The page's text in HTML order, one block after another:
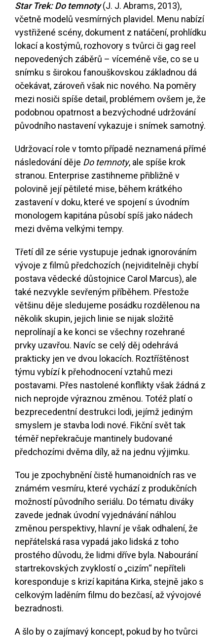
Star Trek: Do temnoty(J. J. Abrams, 2013),
včetně modelů vesmírných plavidel. Menu nabízí
vystřižené scény, dokument z natáčení, prohlídku
lokací a kostýmů, rozhovory s tvůrci či gag reel
nepovedených záběrů – víceméně vše, co se u
snímku s širokou fanouškovskou základnou dá
očekávat, zároveň však nic nového. Na poměry
mezi nosiči spíše detail, problémem ovšem je, že
podobnou opatrnost a bezvýchodné udržování
původního nastavení vykazuje i snímek samotný.
Udržovací role v tomto případě neznamená přímé
následování děje Do temnoty, ale spíše krok
stranou. Enterprise zastihneme přibližně v
polovině její pětileté mise, během krátkého
zastavení v doku, které ve spojení s úvodním
monologem kapitána působí spíš jako nádech
mezi dvěma velkými tempy.
Třetí díl ze série vystupuje jednak ignorováním
vývoje z filmů předchozích (nejviditelněji chybí
postava vědecké důstojnice Carol Marcus), ale
také nezvykle sevřeným příběhem. Přestože
většinu děje sledujeme posádku rozdělenou na
několik skupin, jejich linie se nijak složitě
neprolínají a ke konci se všechny rozehrané
prvky uzavřou. Navíc se celý děj odehrává
prakticky jen ve dvou lokacích. Roztříštěnost
týmu vybízí k přehodnocení vztahů mezi
postavami. Přes nastolené konflikty však žádná z
nich neprojde výraznou změnou. Totéž platí o
bezprecedentní destrukci lodi, jejímž jediným
smyslem je stavba lodi nové. Fikční svět tak
téměř nepřekračuje mantinely budované
předchozími dvěma díly, až na jednu výjimku.
Tou je zpochybnění čistě humanoidních ras ve
známém vesmíru, které vychází z produkčních
možností původního seriálu. Do tématu diváky
zavede jednak úvodní vyjednávání náhlou
změnou perspektivy, hlavní je však odhalení, že
nepřátelská rasa vypadá jako lidská z toho
prostého důvodu, že lidmi dříve byla. Nabourání
startrekovských zvyklostí o „cizím“ nepříteli
koresponduje s krizí kapitána Kirka, stejně jako s
celkovým laděním filmu do bezčasí, až vývojové
bezradnosti.
A šlo by o zajímavý koncept, pokud by ho tvůrci